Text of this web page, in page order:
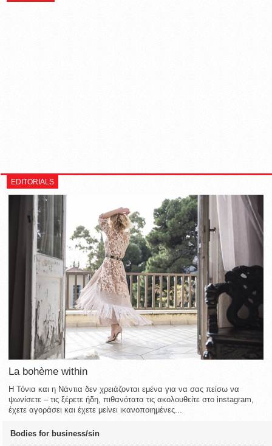
EDITORIALS
La bohème within
Η Τόνια και η Νάντια δεν χρειάζονται εμένα για να σας πείσω να
ψωνίσετε – τις ξέρετε ήδη, πιθανότατα τις ακολουθείτε στο instagram,
έχετε αγοράσει και έχετε μείνει ικανοποιημένες...
Bodies for business/sin